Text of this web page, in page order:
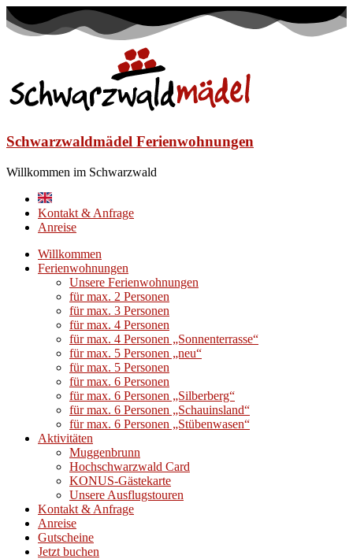
Schwarzwaldmädel Ferienwohnungen
Willkommen im Schwarzwald
Kontakt & Anfrage
Anreise
Willkommen
Ferienwohnungen
Unsere Ferienwohnungen
für max. 2 Personen
für max. 3 Personen
für max. 4 Personen
für max. 4 Personen „Sonnenterrasse“
für max. 5 Personen „neu“
für max. 5 Personen
für max. 6 Personen
für max. 6 Personen „Silberberg“
für max. 6 Personen „Schauinsland“
für max. 6 Personen „Stübenwasen“
Aktivitäten
Muggenbrunn
Hochschwarzwald Card
KONUS-Gästekarte
Unsere Ausflugstouren
Kontakt & Anfrage
Anreise
Gutscheine
Jetzt buchen